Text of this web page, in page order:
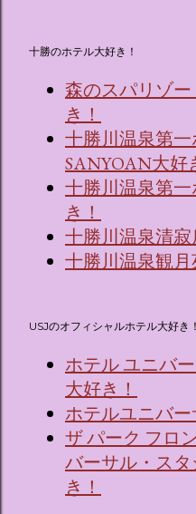
十勝のホテル大好き！
森のスパリゾ
き！
十勝川温泉第
SANYOAN大好
十勝川温泉第
き！
十勝川温泉清寂
十勝川温泉観月
USJのオフィシャルホテル大好き！
ホテル ユニバ
大好き！
ホテルユニバー
ザ パーク フロ
バーサル・ス
き！